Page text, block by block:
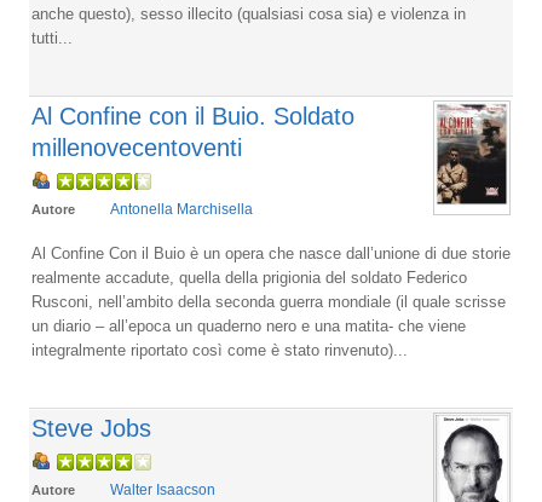
anche questo), sesso illecito (qualsiasi cosa sia) e violenza in
tutti...
Al Confine con il Buio. Soldato
millenovecentoventi
Autore Antonella Marchisella
Al Confine Con il Buio è un opera che nasce dall’unione di due storie
realmente accadute, quella della prigionia del soldato Federico
Rusconi, nell’ambito della seconda guerra mondiale (il quale scrisse
un diario – all’epoca un quaderno nero e una matita- che viene
integralmente riportato così come è stato rinvenuto)...
Steve Jobs
Autore Walter Isaacson